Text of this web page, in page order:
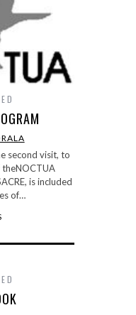
second visit, to
is included
of…